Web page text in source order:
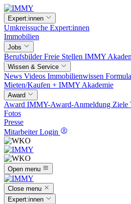
Expert:innen
Umkreissuche Expert:innen
Immobilien
Jobs
BerufsbilderFreie Stellen IMMY
Wissen & Service
News Videos Immobilienwissen
Mieten/Kaufen + IMMY Akademie
Award
Award IMMY-Award-Anmeldung Ziele
Fotos
Presse
Mitarbeiter Login
Open menu
Close menu
Expert:innen